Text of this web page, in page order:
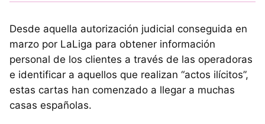
Desde aquella autorización judicial conseguida en
marzo por LaLiga para obtener información
personal de los clientes a través de las operadoras
e identificar a aquellos que realizan “actos ilícitos”,
estas cartas han comenzado a llegar a muchas
casas españolas.